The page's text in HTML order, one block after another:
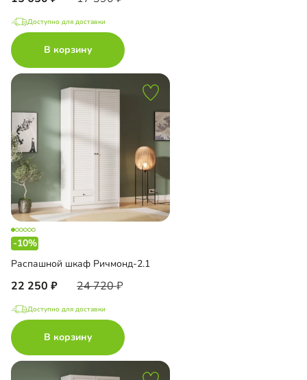
Доступно для доставки
В корзину
-10%
Распашной шкаф Ричмонд-2.1
22 250 24 720
Доступно для доставки
В корзину